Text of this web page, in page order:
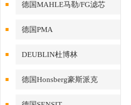
德国MAHLE马勒/FG滤芯
德国PMA
DEUBLIN杜博林
德国Honsberg豪斯派克